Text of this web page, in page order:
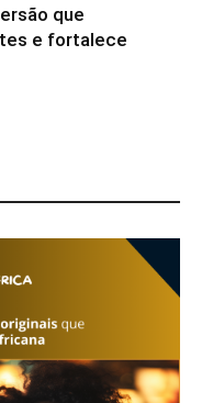
que
e fortalece